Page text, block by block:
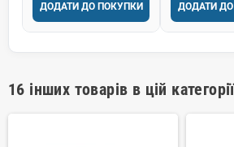
ДОДАТИ ДО ПОКУПКИ ДОДАТИ
16 інших товарів в цій